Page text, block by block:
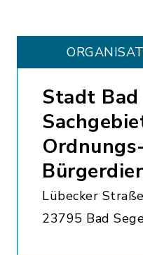
Stadt
Lübecker
23795 Bad